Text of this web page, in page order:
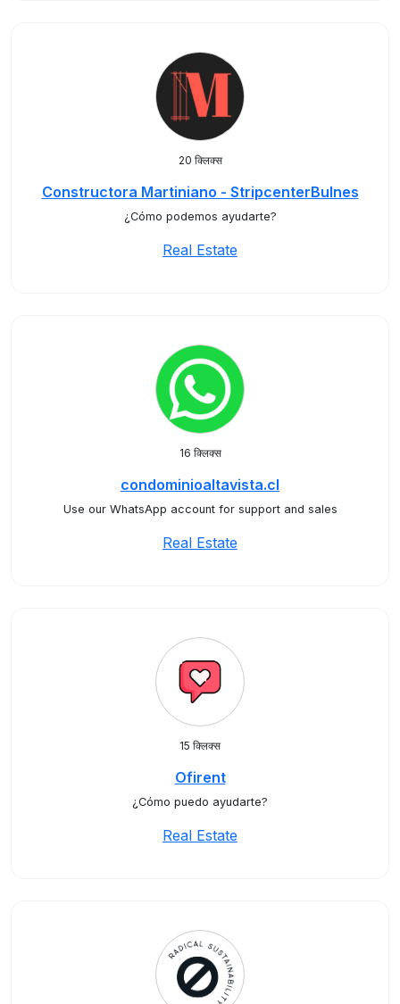
20 क्लिक्स
Constructora Martiniano - StripcenterBulnes
¿Cómo podemos ayudarte?
Real Estate
16 क्लिक्स
condominioaltavista.cl
Use our WhatsApp account for support and sales
Real Estate
15 क्लिक्स
Ofirent
¿Cómo puedo ayudarte?
Real Estate